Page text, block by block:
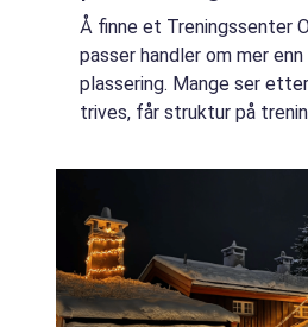
Å finne et Treningssenter
passer handler om mer
plassering. Mange ser
trives, får struktur på
kombinerer riktig utstyr, et